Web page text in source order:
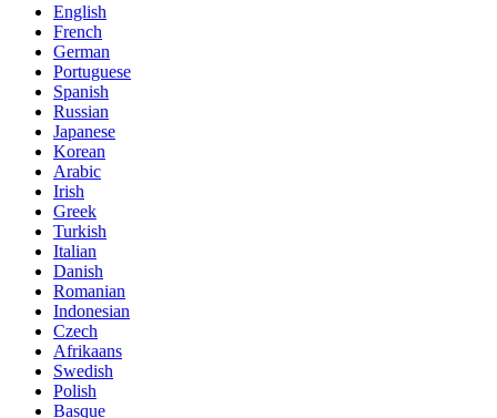
English
French
German
Portuguese
Spanish
Russian
Japanese
Korean
Arabic
Irish
Greek
Turkish
Italian
Danish
Romanian
Indonesian
Czech
Afrikaans
Swedish
Polish
Basque